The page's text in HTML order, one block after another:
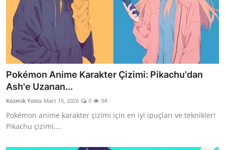
Pokémon Anime Karakter Çizimi: Pikachu'dan
Ash'e Uzanan...
Kozmik Yolcu Mart 15, 2026 0 94
Pokémon anime karakter çizimi için en iyi ipuçları ve teknikler!
Pikachu çizimi,...